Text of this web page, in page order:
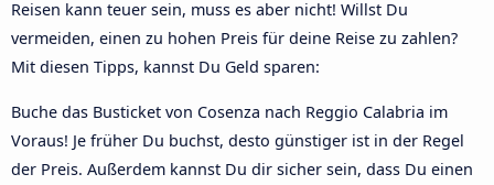
Reisen kann teuer sein, muss es aber nicht! Willst Du
vermeiden, einen zu hohen Preis für deine Reise zu zahlen?
Mit diesen Tipps, kannst Du Geld sparen:
Buche das Busticket von Cosenza nach Reggio Calabria im
Voraus! Je früher Du buchst, desto günstiger ist in der Regel
der Preis. Außerdem kannst Du dir sicher sein, dass Du einen